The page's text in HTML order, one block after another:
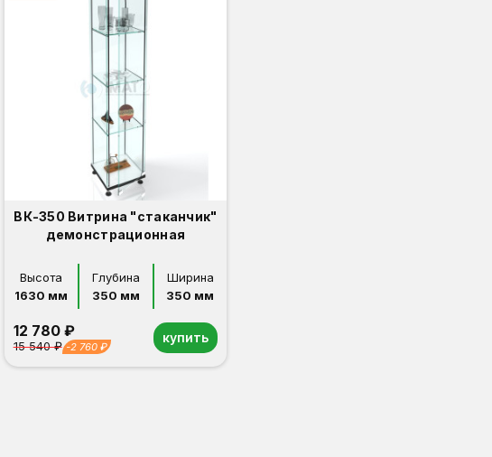
ВК-350 Витрина "стаканчик"
демонстрационная
Высота
1630 мм
Глубина
350 мм
Ширина
350 мм
12 780 ₽
15 540 ₽ -2 760 ₽
купить